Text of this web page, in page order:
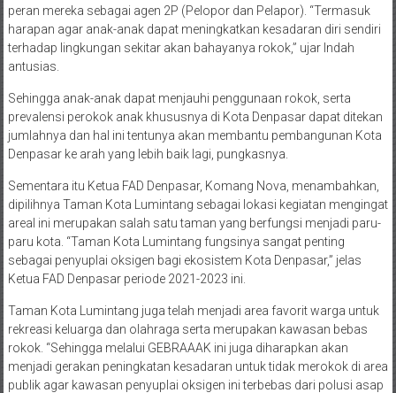
peran mereka sebagai agen 2P (Pelopor dan Pelapor). “Termasuk
harapan agar anak-anak dapat meningkatkan kesadaran diri sendiri
terhadap lingkungan sekitar akan bahayanya rokok,” ujar Indah
antusias.
Sehingga anak-anak dapat menjauhi penggunaan rokok, serta
prevalensi perokok anak khususnya di Kota Denpasar dapat ditekan
jumlahnya dan hal ini tentunya akan membantu pembangunan Kota
Denpasar ke arah yang lebih baik lagi, pungkasnya.
Sementara itu Ketua FAD Denpasar, Komang Nova, menambahkan,
dipilihnya Taman Kota Lumintang sebagai lokasi kegiatan mengingat
areal ini merupakan salah satu taman yang berfungsi menjadi paru-
paru kota. “Taman Kota Lumintang fungsinya sangat penting
sebagai penyuplai oksigen bagi ekosistem Kota Denpasar,” jelas
Ketua FAD Denpasar periode 2021-2023 ini.
Taman Kota Lumintang juga telah menjadi area favorit warga untuk
rekreasi keluarga dan olahraga serta merupakan kawasan bebas
rokok. “Sehingga melalui GEBRAAAK ini juga diharapkan akan
menjadi gerakan peningkatan kesadaran untuk tidak merokok di area
publik agar kawasan penyuplai oksigen ini terbebas dari polusi asap